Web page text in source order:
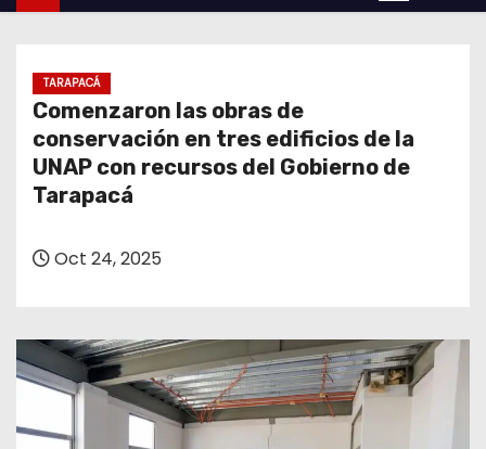
TARAPACÁ
Comenzaron las obras de
conservación en tres edificios de la
UNAP con recursos del Gobierno de
Tarapacá
Oct 24, 2025